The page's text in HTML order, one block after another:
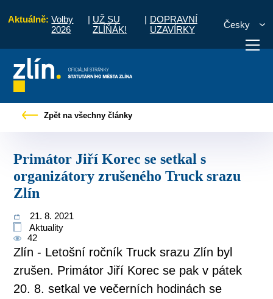
Aktuálně: Volby
2026
| UŽ SU
ZLÍŇÁK!
| DOPRAVNÍ
UZAVÍRKY
Česky
vyřídit Potřebuji zaplatit
Zpět na všechny články
Primátor Jiří Korec se setkal s
organizátory zrušeného Truck srazu
Zlín
21. 8. 2021
Aktuality
42
Zlín - Letošní ročník Truck srazu Zlín byl
zrušen. Primátor Jiří Korec se pak v pátek
20. 8. setkal ve večerních hodinách se